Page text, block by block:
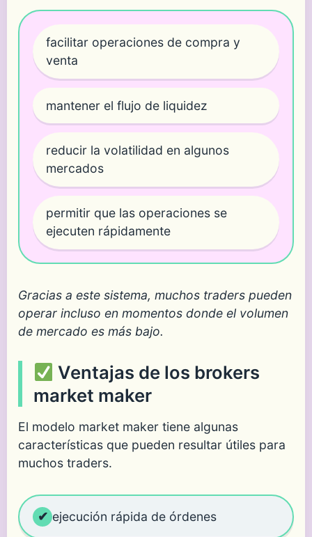
facilitar operaciones de compra y
venta
mantener el flujo de liquidez
reducir la volatilidad en algunos
mercados
permitir que las operaciones se
ejecuten rápidamente
Gracias a este sistema, muchos traders pueden
operar incluso en momentos donde el volumen
de mercado es más bajo.
Ventajas de los brokers
market maker
El modelo market maker tiene algunas
características que pueden resultar útiles para
muchos traders.
ejecución rápida de órdenes